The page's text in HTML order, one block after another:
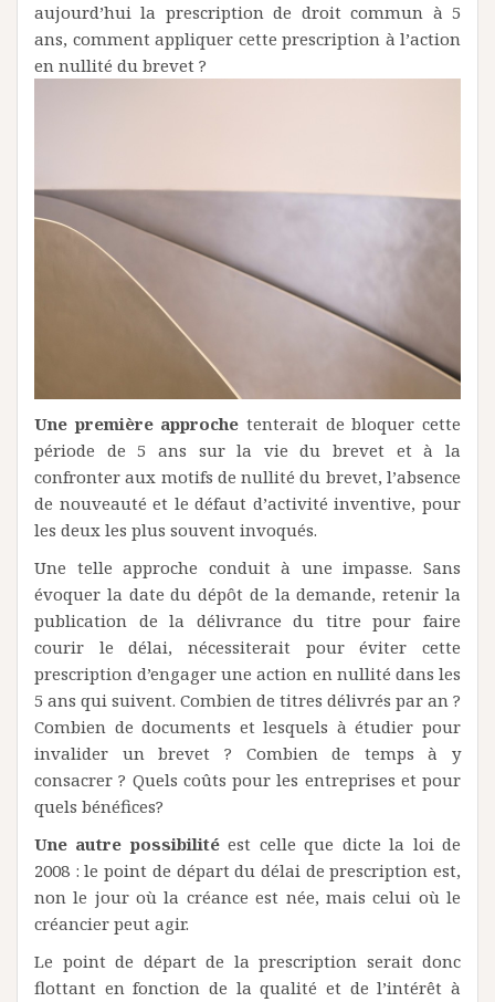
aujourd’hui la prescription de droit commun à 5
ans, comment appliquer cette prescription à l’action
en nullité du brevet ?
Une première approche tenterait de bloquer cette
période de 5 ans sur la vie du brevet et à la
confronter aux motifs de nullité du brevet, l’absence
de nouveauté et le défaut d’activité inventive, pour
les deux les plus souvent invoqués.
Une telle approche conduit à une impasse. Sans
évoquer la date du dépôt de la demande, retenir la
publication de la délivrance du titre pour faire
courir le délai, nécessiterait pour éviter cette
prescription d’engager une action en nullité dans les
5 ans qui suivent. Combien de titres délivrés par an ?
Combien de documents et lesquels à étudier pour
invalider un brevet ? Combien de temps à y
consacrer ? Quels coûts pour les entreprises et pour
quels bénéfices?
Une autre possibilitéest celle que dicte la loi de
2008 : le point de départ du délai de prescription est,
non le jour où la créance est née, mais celui où le
créancier peut agir.
Le point de départ de la prescription serait donc
flottant en fonction de la qualité et de l’intérêt à